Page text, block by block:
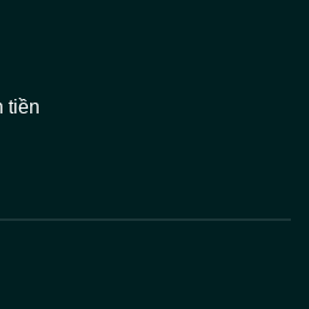
tiền